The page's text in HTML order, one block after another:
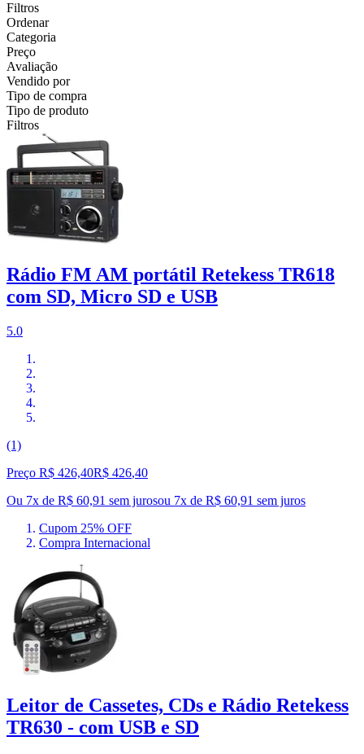
Filtros
Ordenar
Categoria
Preço
Avaliação
Vendido por
Tipo de compra
Tipo de produto
Filtros
Rádio FM AM portátil Retekess TR618
com SD, Micro SD e USB
5.0
(1)
Preço R$ 426,40R$ 426,40
Ou 7x de R$ 60,91 sem jurosou 7x de R$ 60,91 sem juros
Cupom 25% OFF
Compra Internacional
Leitor de Cassetes, CDs e Rádio Retekess
TR630 - com USB e SD